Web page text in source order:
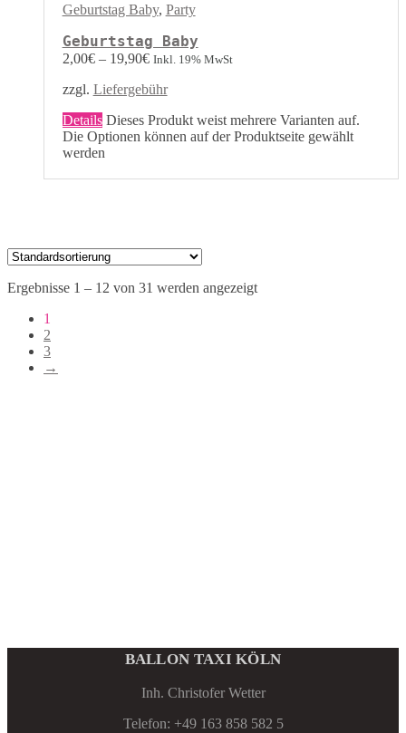
Geburtstag Baby, Party
Geburtstag Baby
2,00€– 19,90€ Inkl. 19% MwSt
zzgl. Liefergebühr
Details Dieses Produkt weist mehrere Varianten auf.
Die Optionen können auf der Produktseite gewählt
werden
Ergebnisse 1 – 12 von 31 werden angezeigt
1
2
3
→
BALLON TAXI KÖLN
Inh. Christofer Wetter
Telefon: +49 163 858 582 5